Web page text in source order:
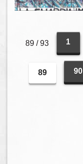
89 / 93 1
89 90